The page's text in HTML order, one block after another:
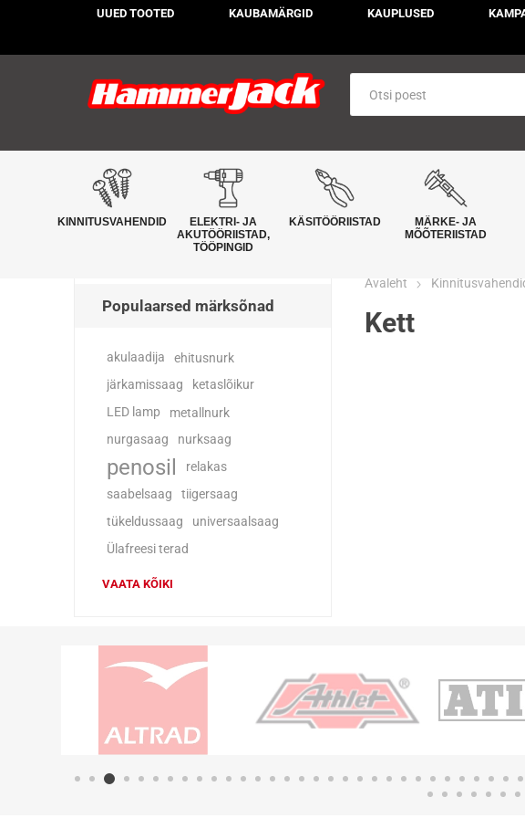
UUED TOOTED KAUBAMÄRGID KAUPLUSED
KINNITUSVAHENDID
ELEKTRI- JA
AKUTÖÖRIISTAD,
TÖÖPINGID
KÄSITÖÖRIISTAD
MÄRKE- JA
MÕÕTERIISTAD
Avaleht
Kett
Populaarsed märksõnad
akulaadija ehitusnurk
järkamissaag
ketaslõikur
LED lamp
metallnurk
nurgasaag nurksaag
penosil
relakas
saabelsaag
tiigersaag
tükeldussaag
universaalsaag
Ülafreesi terad
VAATA KÕIKI